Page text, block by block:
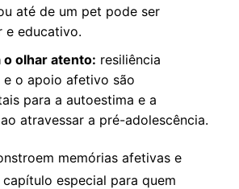
até de um pet pode ser
e educativo.
o olhar atento: resiliência
e o apoio afetivo são
para a autoestima e a
atravessar a pré-adolescência.
memórias afetivas e
especial para quem